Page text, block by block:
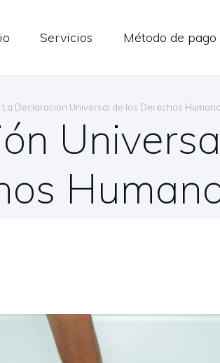
Servicios Método de pago
La Declaración Universal de los Derechos